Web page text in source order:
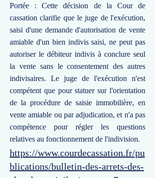
Portée : Cette décision de la Cour de
cassation clarifie que le juge de l'exécution,
saisi d'une demande d'autorisation de vente
amiable d'un bien indivis saisi, ne peut pas
autoriser le débiteur indivis à conclure seul
la vente sans le consentement des autres
indivisaires. Le juge de l'exécution n'est
compétent que pour statuer sur l'orientation
de la procédure de saisie immobilière, en
vente amiable ou par adjudication, et n'a pas
compétence pour régler les questions
relatives au fonctionnement de l'indivision.
https://www.courdecassation.fr/pu
blications/bulletin-des-arrets-des-